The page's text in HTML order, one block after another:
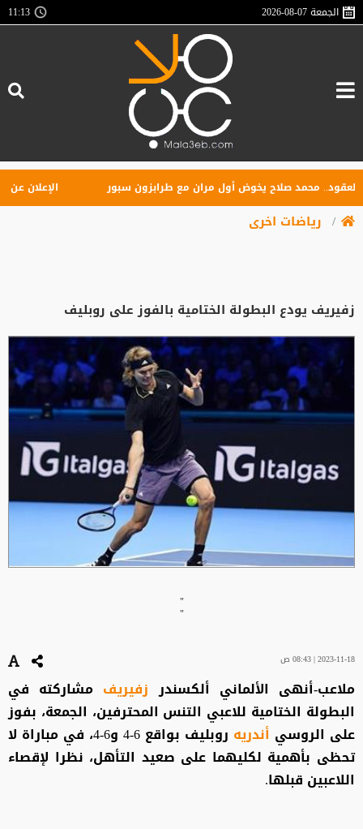
الجمعة2026-08-07
11:13
محمد صلاح يخوض أول مران مع طرابزون سبور الإعلان عن
رياضات اخرى
زفيريف يودع البطولة الختامية بالفوز على روبليف
"
"
2023-11-18 | 08:43 ص
ملاعب-أنهى الألماني ألكسندرزفيريف مشاركته في
البطولة الختامية للاعبي التنس المحترفين، الجمعة، بفوز
على الروسي أندريه
روبليف بواقع 6-4 و6-4، في مباراة لا
تحظى بأهمية لكليهما على صعيد التأهل، نظرا لإقصاء
اللاعبين قبلها.